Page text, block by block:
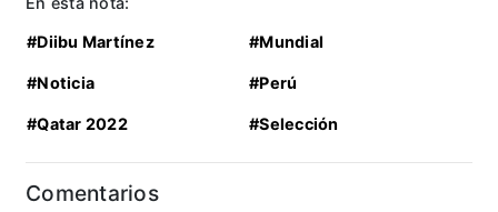
#Diibu Martínez #Mundial
#Noticia #Perú
#Qatar 2022 #Selección
Comentarios